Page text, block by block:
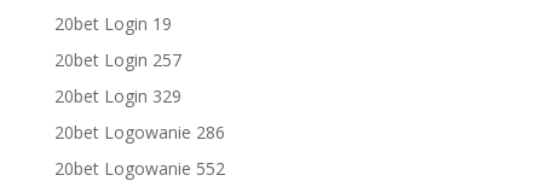
20bet Login 19
20bet Login 257
20bet Login 329
20bet Logowanie 286
20bet Logowanie 552